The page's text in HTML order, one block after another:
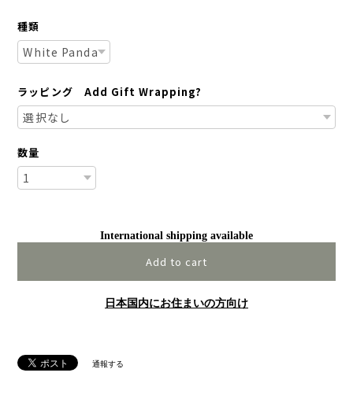
種類
ラッピング Add Gift Wrapping?
数量
International shipping available
Add to cart
日本国内にお住まいの方向け
通報する